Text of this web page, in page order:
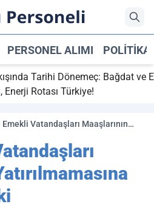
PERSONEL ALIMI POLITIKA
Tarihi Dönemeç: Bağdat ve
Rotası Türkiye!
Emekli Vatandaşları Maaşlarının